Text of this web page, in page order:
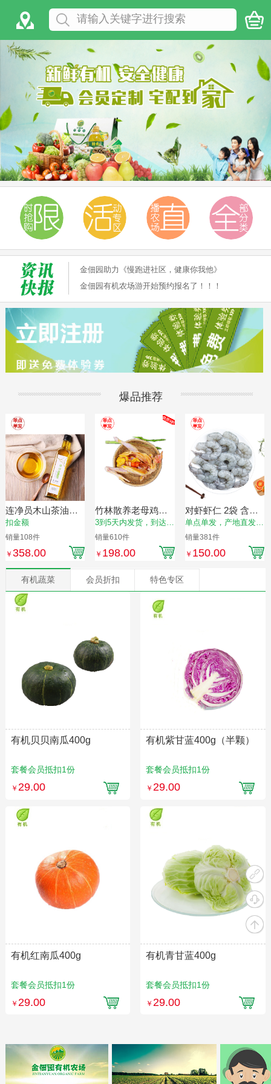
金佃园助力《慢跑进社区，健康你我他》
金佃园有机农场游开始预约报名了！！！
爆品推荐
连净员木山茶油
500ml，限时赠送东
北杂粮3份（350g/
扣金额
销量108件
￥ 358.00
竹林散养老母鸡
（冷鲜， 净重量约
1kg/只，适合煲
3到5天内发货，到达时
间以实际物流为准
销量610件
￥ 198.00
对虾虾仁 2袋 含冰
衣约500g/袋，虾仁
净重约400g【单点
单发，不与其他产
品同发】
单点单发，产地直发，
以实际物流为准
销量381件
￥ 150.00
有机蔬菜 会员折扣 特色专区
有机贝贝南瓜400g
套餐会员抵扣1份
￥ 29.00
有机紫甘蓝400g（半颗）
套餐会员抵扣1份
￥29.00
有机红南瓜400g
套餐会员抵扣1份
￥ 29.00
有机青甘蓝400g
套餐会员抵扣1份
￥ 29.00